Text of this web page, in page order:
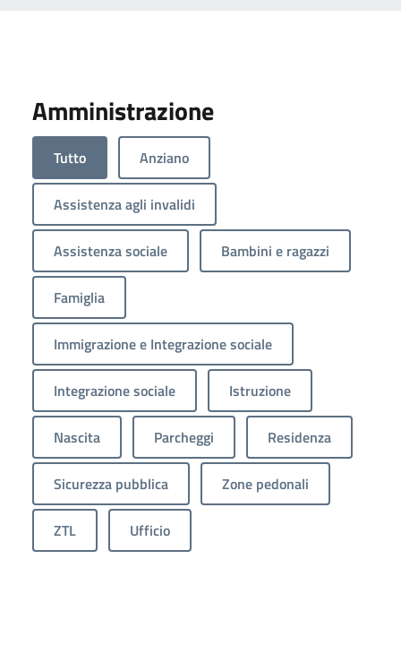
Amministrazione
Tutto Anziano
Assistenza agli invalidi
Assistenza sociale Bambini e ragazzi
Famiglia
Immigrazione e Integrazione sociale
Integrazione sociale Istruzione
Nascita Parcheggi Residenza
Sicurezza pubblica Zone pedonali
ZTL Ufficio